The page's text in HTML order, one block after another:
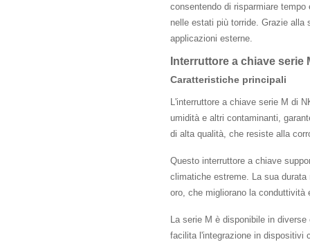
consentendo di risparmiare
nelle estati più torride. Grazie alla
applicazioni esterne.
Interruttore a chiave serie
Caratteristiche principali
L'interruttore a chiave serie M di
umidità e altri contaminanti,
di alta qualità, che resiste alla
Questo interruttore a chiave
climatiche estreme. La sua
oro, che migliorano la conduttività
La serie M è disponibile in
facilita l'integrazione in dispositivi